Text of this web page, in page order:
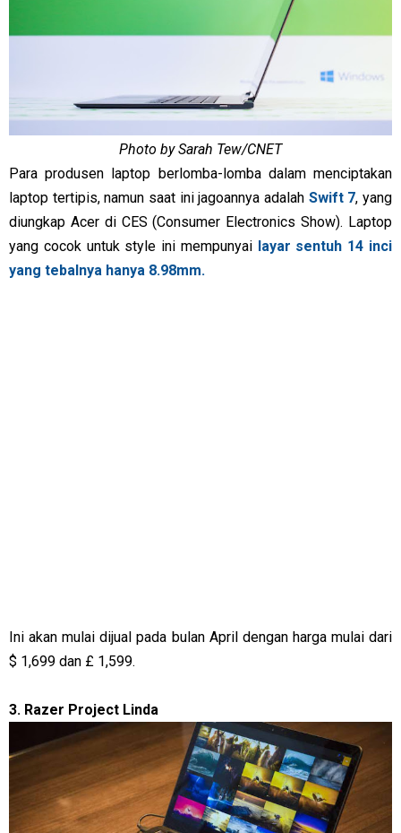
Photo by Sarah Tew/CNET
Para produsen laptop berlomba-lomba dalam menciptakan
laptop tertipis, namun saat ini jagoannya adalah Swift 7, yang
diungkap Acer di CES (Consumer Electronics Show). Laptop
yang cocok untuk style ini mempunyai layar sentuh 14 inci
yang tebalnya hanya 8.98mm.
Ini akan mulai dijual pada bulan April dengan harga mulai dari
$ 1,699 dan £ 1,599.
3. Razer Project Linda